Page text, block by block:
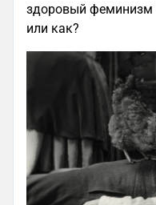
здоровый феминизм
или как?